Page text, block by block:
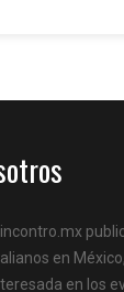
en
en los